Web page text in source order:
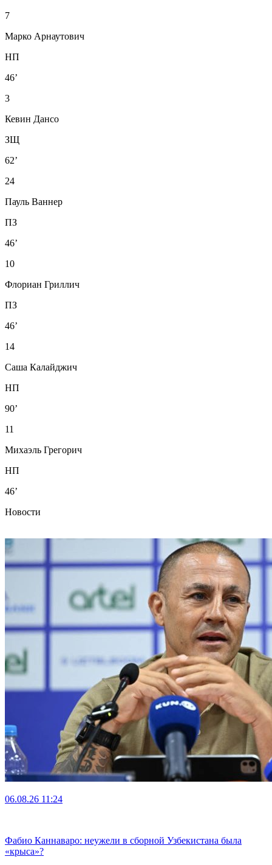
7
Марко Арнаутович
НП
46’
3
Кевин Дансо
ЗЩ
62’
24
Пауль Ваннер
ПЗ
46’
10
Флориан Гриллич
ПЗ
46’
14
Саша Калайджич
НП
90’
11
Михаэль Грегорич
НП
46’
Новости
06.08.26 11:24
Фабио Каннаваро: неужели в сборной Узбекистана была
«крыса»?